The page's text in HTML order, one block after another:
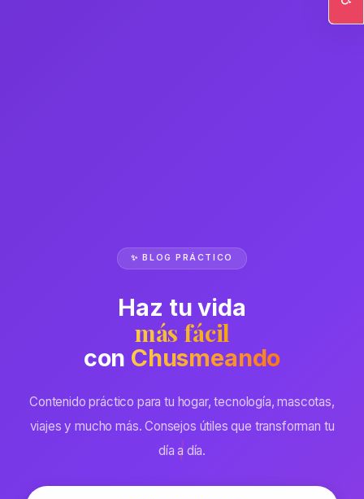
✨ BLOG PRÁCTICO
Haz tu vida
más fácil
con Chusmeando
Contenido práctico para tu hogar, tecnología, mascotas,
viajes y mucho más. Consejos útiles que transforman tu
día a día.